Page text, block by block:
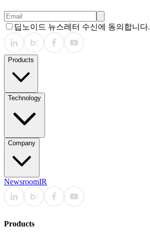
딥노이드 뉴스레터 수신에 동의합니다.
Products
Technology
Company
NewsroomIR
Products